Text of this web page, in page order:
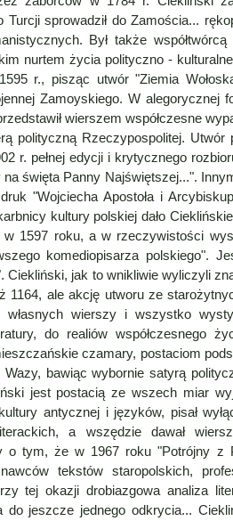
Turcji sprowadził do Zamościa...
Był także
nurtem życia polityczno -
r., pisząc utwór "Ziemia
Zamoyskiego. W alegorycznej
wierszem współczesne
polityczną Rzeczypospolitej.
r. pełnej edycji i krytycznego
na święta Panny Najświętszej...".
"Wojciecha Apostoła i
kultury polskiej dało
1597 roku, a w rzeczywistości
komediopisarza polskiego".
Ciekliński, jak to wnikliwie wyliczyli
1164, ale akcję utworu ze
własnych wierszy i wszystko
do realiów współczesnego
czamary, postaciom
Wazy, bawiąc wybornie satyrą
jest postacią ze wszech miar
antycznej i języków, pisał
a wszędzie dawał
o tym, że w 1967 roku "Potrójny z
tekstów staropolskich,
tej okazji drobiazgowa analiza
do jeszcze jednego odkrycia...